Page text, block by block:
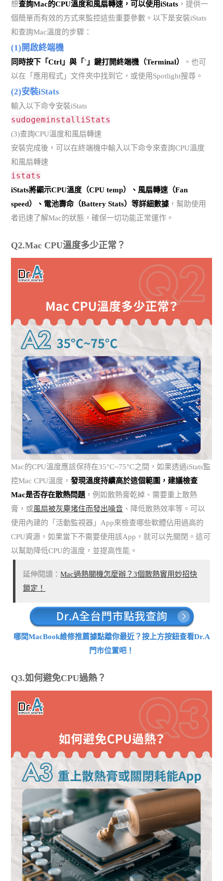
想查詢Mac的CPU溫度和風扇轉速，可以使用iStats ，提供一
個簡單而有效的方式來監控這些重要參數。以下是安裝iStats
和查詢Mac溫度的步驟：
(1)開啟終端機
同時按下「Ctrl」與「`」鍵打開終端機（Terminal）
。也可
以在「應用程式」文件夾中找到它，或使用Spotlight搜尋。
(2)安裝iStats
輸入以下命令安裝iStats
sudogeminstalliStats
(3)查詢CPU溫度和風扇轉速
安裝完成後，可以在終端機中輸入以下命令來查詢CPU溫度
和風扇轉速
istats
iStats將顯示CPU溫度（CPU temp）、風扇轉速（Fan
speed）、電池壽命（Battery Stats）等詳細數據 ，幫助使用
者迅速了解Mac的狀態，確保一切功能正常運作。
Q2.Mac CPU溫度多少正常？
Mac的CPU溫度應該保持在35°C~75°C之間，如果透過iStats監
控Mac CPU溫度，發現溫度持續高於這個範圍，建議檢查
Mac是否存在散熱問題 ，例如散熱膏乾掉、需要重上散熱
膏，或風扇被灰塵堵住而發出噪音 、降低散熱效率等。可以
使用內建的「活動監視器」App來檢查哪些軟體佔用過高的
CPU資源，如果當下不需要使用該App，就可以先關閉。這可
以幫助降低CPU的溫度，並提高性能。
延伸閱讀：Mac過熱關機怎麼辦？3個散熱實用妙招快
鎖定！
哪間MacBook維修推薦據點離你最近？按上方按鈕查看Dr.A
門市位置吧！
Q3.如何避免CPU過熱？